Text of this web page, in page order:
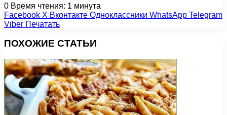
0 Время чтения: 1 минута
Facebook X Вконтакте Одноклассники WhatsApp Telegram
Viber Печатать
ПОХОЖИЕ СТАТЬИ